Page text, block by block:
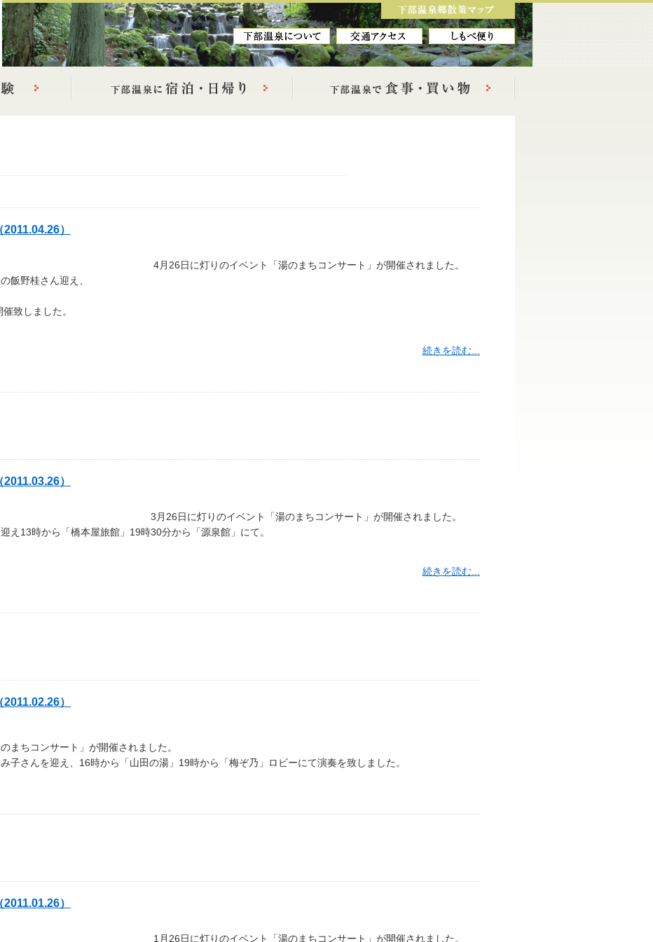
）
4月26日に灯りのイベント「湯のまちコンサート」が開催されました。
飯野桂さん迎え、
致しました。
続きを読む...
）
3月26日に灯りのイベント「湯のまちコンサート」が開催されました。
え13時から「橋本屋旅館」19時30分から「源泉館」にて。
続きを読む...
）
まちコンサート」が開催されました。
子さんを迎え、16時から「山田の湯」19時から「梅ぞ乃」ロビーにて演奏を致しました。
）
1月26日に灯りのイベント「湯のまちコンサート」が開催されました。